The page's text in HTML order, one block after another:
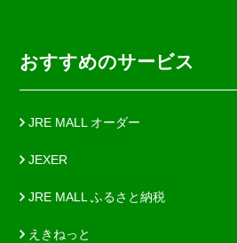
おすすめのサービス
JRE MALL オーダー
JEXER
JRE MALL ふるさと納税
えきねっと